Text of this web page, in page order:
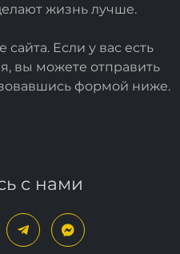
жизнь лучше.
Если у вас есть
вы можете отправить
формой ниже.
с нами